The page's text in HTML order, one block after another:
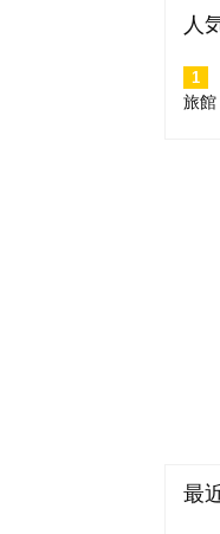
人
旅
最